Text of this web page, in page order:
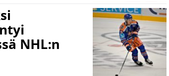
NHL:n